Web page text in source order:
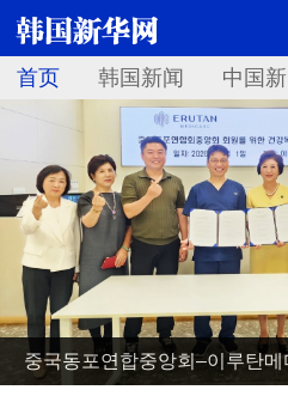
首页 韩国新闻 中国
중국동포연합중앙회–이루탄메